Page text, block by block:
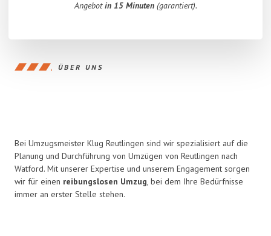
Angebotin 15 Minuten(garantiert).
ÜBER UNS
Bei Umzugsmeister Klug Reutlingen sind wir spezialisiert auf die
Planung und Durchführung von Umzügen von Reutlingen nach
Watford. Mit unserer Expertise und unserem Engagement sorgen
wir für einen reibungslosen Umzug, bei dem Ihre Bedürfnisse
immer an erster Stelle stehen.